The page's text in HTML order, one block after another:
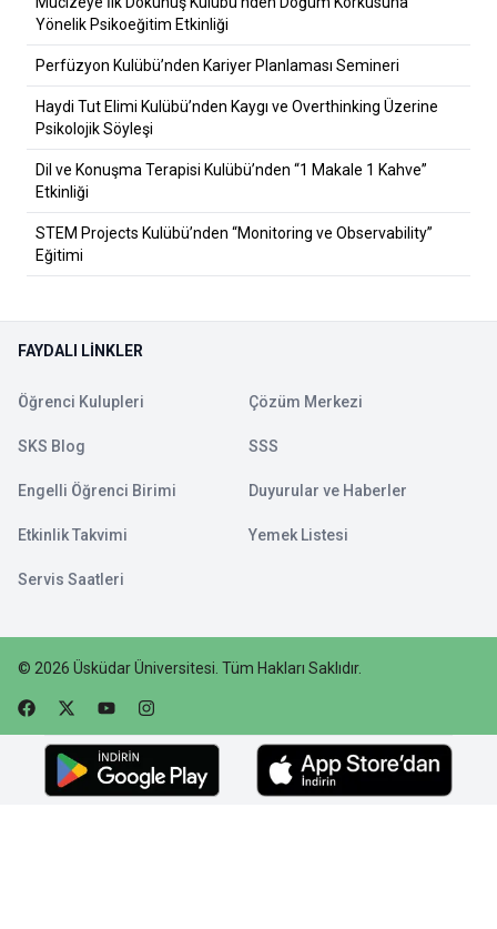
Yönelik Psikoeğitim Etkinliği
Perfüzyon Kulübü’nden Kariyer Planlaması Semineri
Haydi Tut Elimi Kulübü’nden Kaygı ve Overthinking Üzerine
Psikolojik Söyleşi
Dil ve Konuşma Terapisi Kulübü’nden “1 Makale 1 Kahve”
Etkinliği
STEM Projects Kulübü’nden “Monitoring ve Observability”
Eğitimi
FAYDALI LINKLER
Öğrenci Kulupleri Çözüm Merkezi
SKS Blog SSS
Engelli Öğrenci Birimi Duyurular ve Haberler
Etkinlik Takvimi Yemek Listesi
Servis Saatleri
© 2026 Üsküdar Üniversitesi. Tüm Hakları Saklıdır.